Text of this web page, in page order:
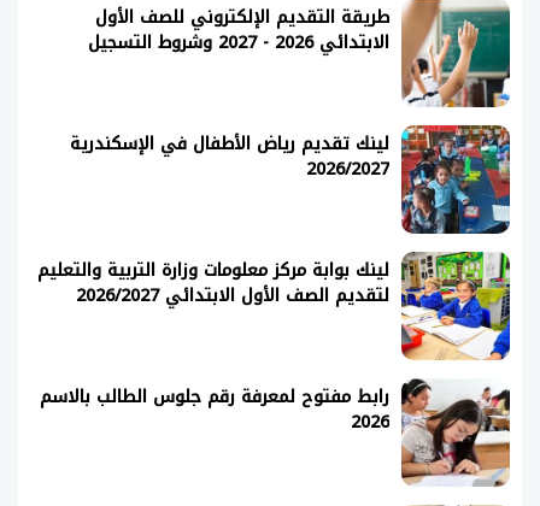
طريقة التقديم الإلكتروني للصف الأول
الابتدائي 2026 - 2027 وشروط التسجيل
لينك تقديم رياض الأطفال في الإسكندرية
2026/2027
لينك بوابة مركز معلومات وزارة التربية والتعليم
لتقديم الصف الأول الابتدائي 2026/2027
رابط مفتوح لمعرفة رقم جلوس الطالب بالاسم
2026